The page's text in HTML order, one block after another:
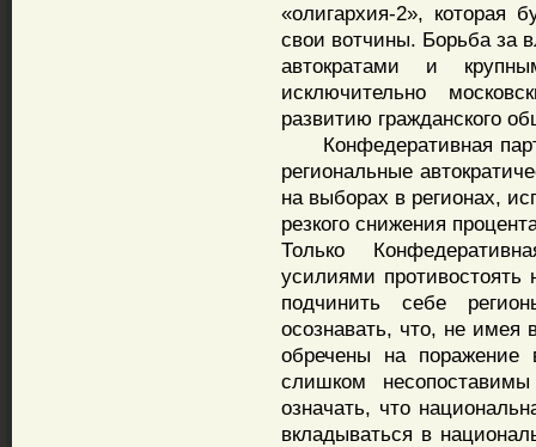
«олигархия-2», которая
свои вотчины. Борьба за
автократами и
исключительно
развитию гражданского
Конфедеративная
региональные
на выборах в регионах,
резкого снижения
Только
усилиями
подчинить себе
осознавать, что, не имея
обречены на поражение
слишком
означать, что
вкладываться в